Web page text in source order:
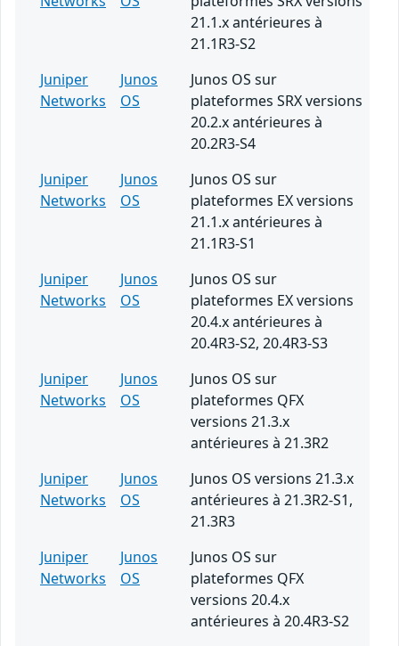
21.1.x antérieures à
21.1R3-S2
Juniper
Networks
Junos
OS
Junos OS sur
plateformes SRX versions
20.2.x antérieures à
20.2R3-S4
Juniper
Networks
Junos
OS
Junos OS sur
plateformes EX versions
21.1.x antérieures à
21.1R3-S1
Juniper
Networks
Junos
OS
Junos OS sur
plateformes EX versions
20.4.x antérieures à
20.4R3-S2, 20.4R3-S3
Juniper
Networks
Junos
OS
Junos OS sur
plateformes QFX
versions 21.3.x
antérieures à 21.3R2
Juniper
Networks
Junos
OS
Junos OS versions 21.3.x
antérieures à 21.3R2-S1,
21.3R3
Juniper
Networks
Junos
OS
Junos OS sur
plateformes QFX
versions 20.4.x
antérieures à 20.4R3-S2